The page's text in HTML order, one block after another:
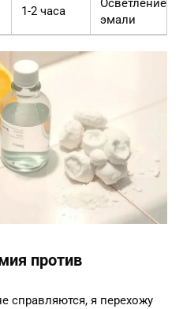
1-2 часа
Осветление
эмали
против
справляются, я перехожу